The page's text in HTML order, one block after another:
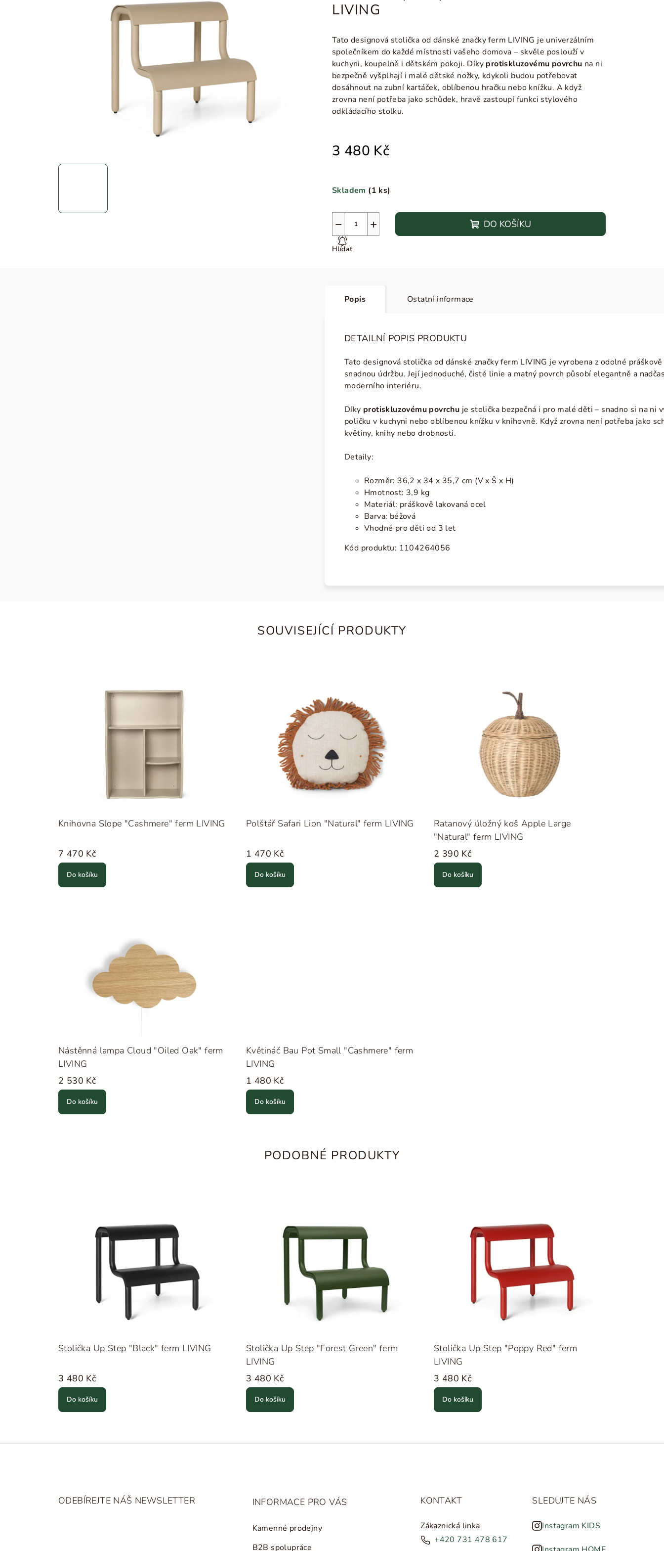
LIVING
Tato designová stolička od dánské značky ferm LIVING je univerzálním
společníkem do každé místnosti vašeho domova – skvěle poslouží v
kuchyni, koupelně i dětském pokoji. Díky protiskluzovému povrchu na ni
bezpečně vyšplhají i malé dětské nožky, kdykoli budou potřebovat
dosáhnout na zubní kartáček, oblíbenou hračku nebo knížku. A když
zrovna není potřeba jako schůdek, hravě zastoupí funkci stylového
odkládacího stolku.
3 480 Kč
Skladem (1 ks)
+
− DO KOŠÍKU
Hlídat
Popis Ostatní informace
DETAILNÍ POPIS PRODUKTU
Tato designová stolička od dánské značky ferm LIVING je vyrobena z odolné
snadnou údržbu. Její jednoduché, čisté linie a matný povrch působí elegantně a
moderního interiéru.
Díky protiskluzovému povrchu je stolička bezpečná i pro malé děti – snadno si na ni
poličku v kuchyni nebo oblíbenou knížku v knihovně. Když zrovna není potřeba jako
květiny, knihy nebo drobnosti.
Detaily:
Rozměr: 36,2 x 34 x 35,7 cm (V x Š x H)
Hmotnost: 3,9 kg
Materiál: práškově lakovaná ocel
Barva: béžová
Vhodné pro děti od 3 let
Kód produktu: 1104264056
SOUVISEJÍCÍ PRODUKTY
Knihovna Slope "Cashmere" ferm LIVING
7 470 Kč
Do košíku
Polštář Safari Lion "Natural" ferm LIVING
1 470 Kč
Do košíku
Ratanový úložný koš Apple Large
"Natural" ferm LIVING
2 390 Kč
Do košíku
Nástěnná lampa Cloud "Oiled Oak" ferm
LIVING
2 530 Kč
Do košíku
Květináč Bau Pot Small "Cashmere" ferm
LIVING
1 480 Kč
Do košíku
PODOBNÉ PRODUKTY
Stolička Up Step "Black" ferm LIVING
3 480 Kč
Do košíku
Stolička Up Step "Forest Green" ferm
LIVING
3 480 Kč
Do košíku
Stolička Up Step "Poppy Red" ferm
LIVING
3 480 Kč
Do košíku
ODEBÍREJTE NÁŠ NEWSLETTER INFORMACE PRO VÁS
Kamenné prodejny
B2B spolupráce
KONTAKT
Zákaznická linka
+420 731 478 617
SLEDUJTE NÁS
Instagram KIDS